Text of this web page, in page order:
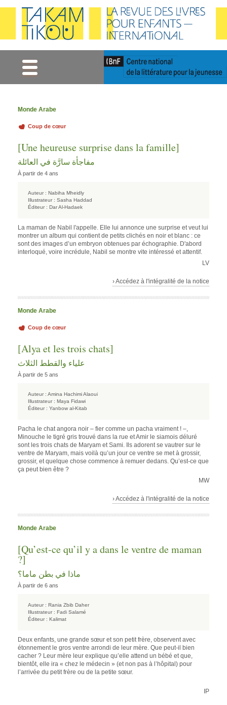
Monde Arabe
Coup de cœur
[Une heureuse surprise dans la famille]
مفاجأة سارَّة في العائلة
À partir de 4 ans
Auteur : Nabiha Mheidly
Illustrateur : Sasha Haddad
Éditeur : Dar Al-Hadaek
La maman de Nabil l'appelle. Elle lui annonce une surprise et veut lui
montrer un album qui contient de petits clichés en noir et blanc : ce
sont des images d’un embryon obtenues par échographie. D'abord
interloqué, voire incrédule, Nabil se montre vite intéressé et attentif.
LV
› Accédez à l'intégralité de la notice
Monde Arabe
Coup de cœur
[Alya et les trois chats]
علياء والقطط الثلاث
À partir de 5 ans
Auteur : Amina Hachimi Alaoui
Illustrateur : Maya Fidawi
Éditeur : Yanbow al-Kitab
Pacha le chat angora noir – fier comme un pacha vraiment ! –,
Minouche le tigré gris trouvé dans la rue et Amir le siamois déluré
sont les trois chats de Maryam et Sami. Ils adorent se vautrer sur le
ventre de Maryam, mais voilà qu’un jour ce ventre se met à grossir,
grossir, et quelque chose commence à remuer dedans. Qu’est-ce que
ça peut bien être ?
MW
› Accédez à l'intégralité de la notice
Monde Arabe
[Qu’est-ce qu’il y a dans le ventre de maman
?]
ماذا في بطن ماما؟
À partir de 6 ans
Auteur : Rania Zbib Daher
Illustrateur : Fadi Salamé
Éditeur : Kalimat
Deux enfants, une grande sœur et son petit frère, observent avec
étonnement le gros ventre arrondi de leur mère. Que peut-il bien
cacher ? Leur mère leur explique qu’elle attend un bébé et que,
bientôt, elle ira « chez le médecin » (et non pas à l’hôpital) pour
l’arrivée du petit frère ou de la petite sœur.
IP